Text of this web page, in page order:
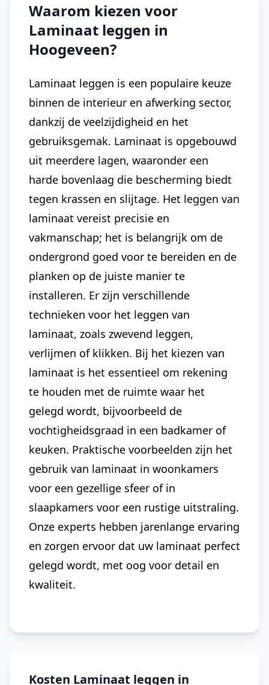
Waarom kiezen voor
Laminaat leggen in
Hoogeveen?
Laminaat leggen is een populaire keuze
binnen de interieur en afwerking sector,
dankzij de veelzijdigheid en het
gebruiksgemak. Laminaat is opgebouwd
uit meerdere lagen, waaronder een
harde bovenlaag die bescherming biedt
tegen krassen en slijtage. Het leggen van
laminaat vereist precisie en
vakmanschap; het is belangrijk om de
ondergrond goed voor te bereiden en de
planken op de juiste manier te
installeren. Er zijn verschillende
technieken voor het leggen van
laminaat, zoals zwevend leggen,
verlijmen of klikken. Bij het kiezen van
laminaat is het essentieel om rekening
te houden met de ruimte waar het
gelegd wordt, bijvoorbeeld de
vochtigheidsgraad in een badkamer of
keuken. Praktische voorbeelden zijn het
gebruik van laminaat in woonkamers
voor een gezellige sfeer of in
slaapkamers voor een rustige uitstraling.
Onze experts hebben jarenlange ervaring
en zorgen ervoor dat uw laminaat perfect
gelegd wordt, met oog voor detail en
kwaliteit.
Kosten Laminaat leggen in